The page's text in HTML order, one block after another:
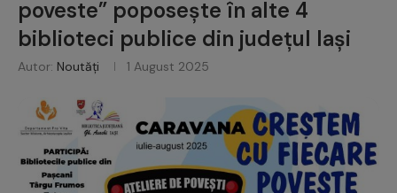
poveste” poposește în alte 4
biblioteci publice din județul Iași
Autor: Noutăți 1 August 2025